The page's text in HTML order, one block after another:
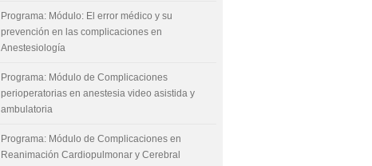
Programa: Módulo: El error médico y su
prevención en las complicaciones en
Anestesiología
Programa: Módulo de Complicaciones
perioperatorias en anestesia video asistida y
ambulatoria
Programa: Módulo de Complicaciones en
Reanimación Cardiopulmonar y Cerebral